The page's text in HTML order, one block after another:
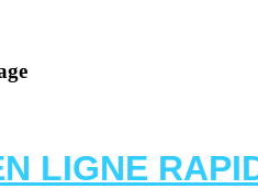
LIGNE